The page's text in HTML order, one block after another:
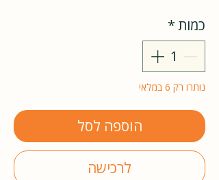
כמות*
נותרו רק 6 במלאי
הוספה לסל
לרכישה